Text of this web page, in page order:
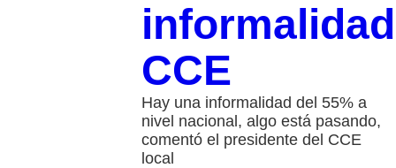
CCE
Hay una informalidad del 55% a
nivel nacional, algo está pasando,
comentó el presidente del CCE
local